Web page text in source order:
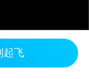
起飞